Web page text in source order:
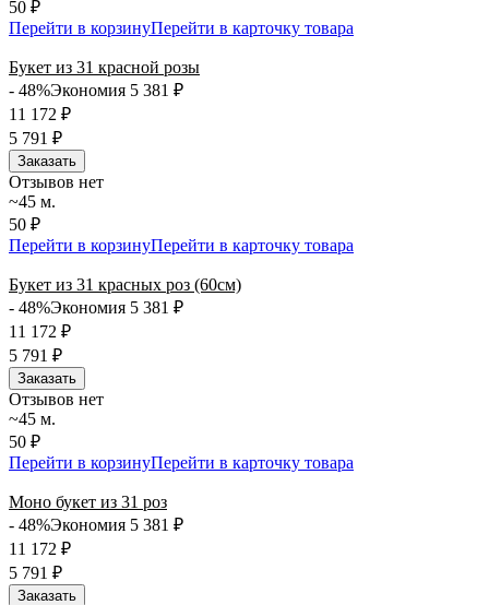
50 ₽
Перейти в корзинуПерейти в карточку товара
Букет из 31 красной розы
- 48%Экономия 5 381 ₽
11 172 ₽
5 791 ₽
Заказать
Отзывов нет
~45 м.
50 ₽
Перейти в корзинуПерейти в карточку товара
Букет из 31 красных роз (60см)
- 48%Экономия 5 381 ₽
11 172 ₽
5 791 ₽
Заказать
Отзывов нет
~45 м.
50 ₽
Перейти в корзинуПерейти в карточку товара
Моно букет из 31 роз
- 48%Экономия 5 381 ₽
11 172 ₽
5 791 ₽
Заказать